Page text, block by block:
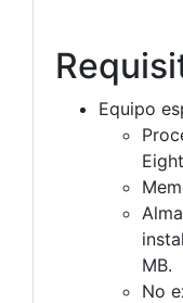
Equipo
MB.
No